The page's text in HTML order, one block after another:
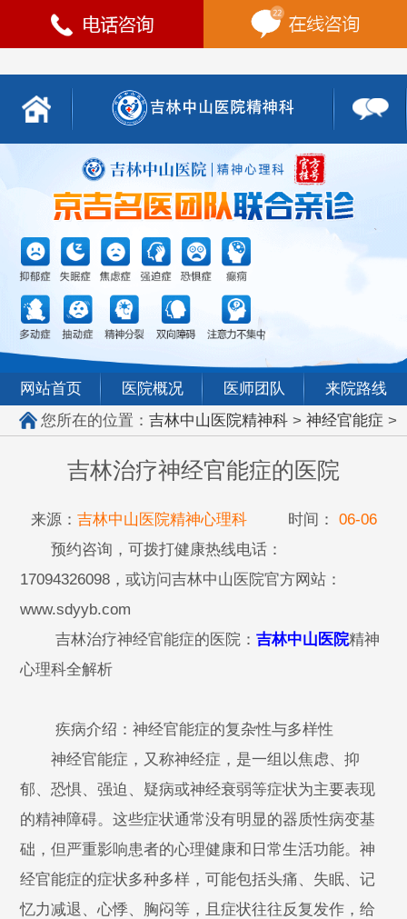
网站首页 医院概况 医师团队
来院路线
您所在的位置： 吉林中山医院精神科> 神经官能症 >
吉林治疗神经官能症的医院
来源： 吉林中山医院精神心理科时间：
06-06
预约咨询，可拨打健康热线电话：
17094326098，或访问吉林中山医院官方网站：
www.sdyyb.com
吉林治疗神经官能症的医院： 吉林中山医院精神
心理科全解析
疾病介绍：神经官能症的复杂性与多样性
神经官能症，又称神经症，是一组以焦虑、抑
郁、恐惧、强迫、疑病或神经衰弱等症状为主要表现
的精神障碍。这些症状通常没有明显的器质性病变基
础，但严重影响患者的心理健康和日常生活功能。神
经官能症的症状多种多样，可能包括头痛、失眠、记
忆力减退、心悸、胸闷等，且症状往往反复发作，给